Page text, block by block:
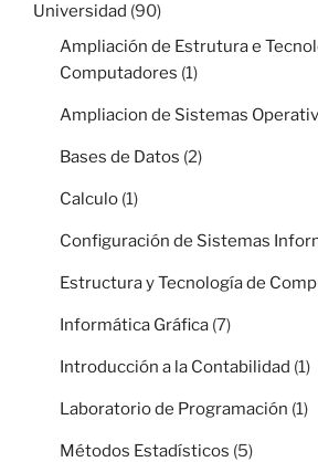
Universidad (90)
Ampliación de Estrutura e
Computadores (1)
Ampliacion de Sistemas
Bases de Datos (2)
Calculo (1)
Configuración de Sistemas
Estructura y Tecnología de
Informática Gráfica (7)
Introducción a la Contabilidad (1)
Laboratorio de Programación (1)
Métodos Estadísticos (5)